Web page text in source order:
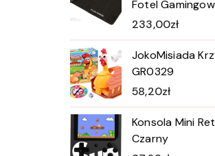
Fotel
233,00zł
JokoMisiada
GR0329
58,20zł
Konsola Mini
Czarny